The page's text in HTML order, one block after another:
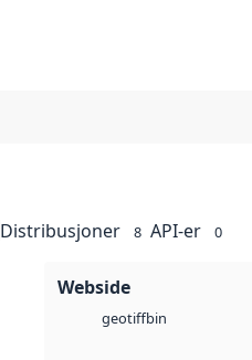
Distribusjoner 8 API-er 0
Webside
geotiffbin